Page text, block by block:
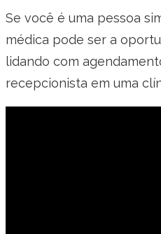
Se você é uma pessoa
médica pode ser a
lidando com
recepcionista em uma